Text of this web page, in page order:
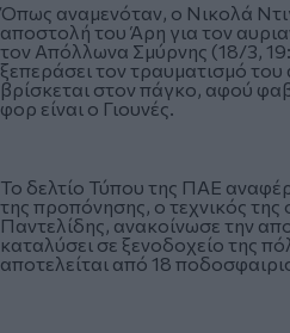
Όπως αναμενόταν, ο Νικολά
αποστολή του Άρη για τον
τον Απόλλωνα Σμύρνης (18/3,
ξεπεράσει τον τραυματισμό
βρίσκεται στον πάγκο, αφού
φορ είναι ο Γιουνές.
Το δελτίο Τύπου της ΠΑΕ
της προπόνησης, ο τεχνικός
Παντελίδης, ανακοίνωσε την
καταλύσει σε ξενοδοχείο της
αποτελείται από 18